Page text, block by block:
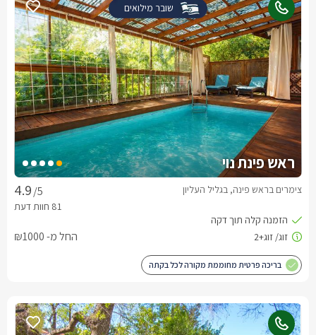
שובר מילואים
ראש פינת נוי
/5 צימרים בראש פינה, בגליל העליון
החל מ- ₪1000
בריכה פרטית מחוממת מקורה לכל בקתה